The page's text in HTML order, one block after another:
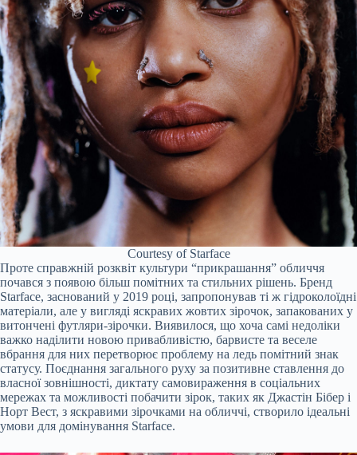
Courtesy of Starface
Проте справжній розквіт культури “прикрашання” обличчя
почався з появою більш помітних та стильних рішень. Бренд
Starface, заснований у 2019 році, запропонував ті ж гідроколоїдні
матеріали, але у вигляді яскравих жовтих зірочок, запакованих у
витончені футляри-зірочки. Виявилося, що хоча самі недоліки
важко наділити новою привабливістю, барвисте та веселе
вбрання для них перетворює проблему на ледь помітний знак
статусу. Поєднання загального руху за позитивне ставлення до
власної зовнішності, диктату самовираження в соціальних
мережах та можливості побачити зірок, таких як Джастін Бібер і
Норт Вест, з яскравими зірочками на обличчі, створило ідеальні
умови для домінування Starface.